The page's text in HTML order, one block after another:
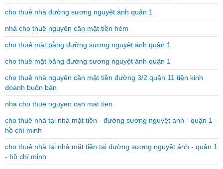
cho thuê nhà đường sương nguyệt ánh quận 1
nhà cho thuê nguyên căn mặt tiền hẻm
cho thuê mặt bằng đường sương nguyệt ánh quận 1
cho thuê mặt bằng đường sương nguyệt ánh quận 1
cho thuê nhà nguyên căn mặt tiền đường 3/2 quận 11 tiện kinh
doanh buôn bán
nha cho thue nguyen can mat tien
cho thuê nhà tại nhà mặt tiền - đường sương nguyệt ánh - quận 1 -
hồ chí minh
cho thuê nhà tại nhà mặt tiền tại đường sương nguyệt ánh - quận 1
- hồ chí minh